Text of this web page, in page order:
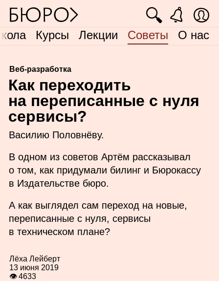
Курсы Лекции Советы О нас
🔍
Веб-разработка
Как переходить
на переписанные с нуля
сервисы?
Василию Половнёву.
В одном из советов Артём рассказывал
о том, как придумали билинг и Бюрокассу
в Издательстве бюро.
А как выглядел сам переход на новые,
переписанные с нуля, сервисы
в техническом плане?
Лёха Лейберт
13 июня 2019
👁 4633